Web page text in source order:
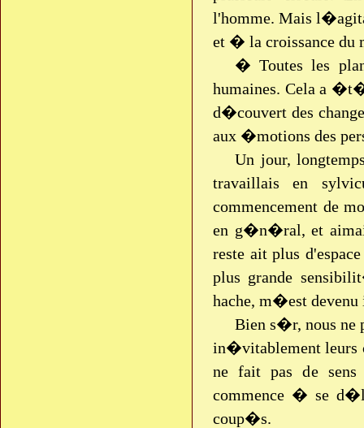
l'homme. Mais
et � la croissance
� Toutes les
humaines. Cela a
d�couvert des
aux �motions des
Un jour,
travaillais en
commencement de
en g�n�ral, et
reste ait plus
plus grande
hache, m�est
Bien s�r, nous ne
in�vitablement leurs
ne fait pas de sens
commence � se
coup�s.